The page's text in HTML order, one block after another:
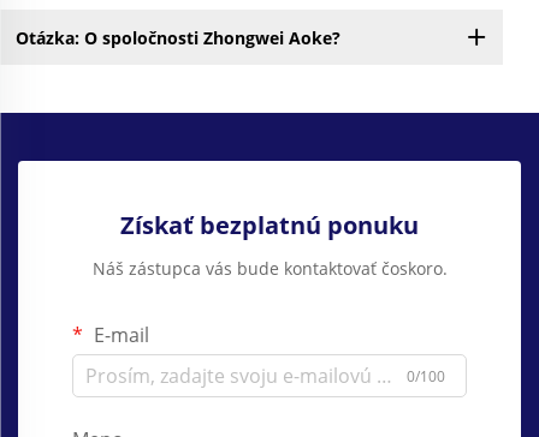
Otázka: O spoločnosti Zhongwei Aoke?
Získať bezplatnú ponuku
Náš zástupca vás bude kontaktovať čoskoro.
E-mail
0/100